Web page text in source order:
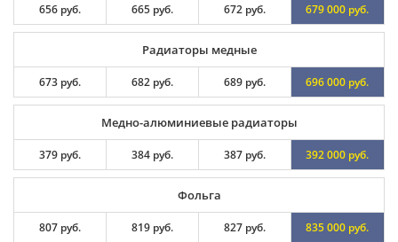
656 руб. 665 руб. 672 руб. 679 000 руб.
Радиаторы медные
673 руб. 682 руб. 689 руб. 696 000 руб.
Медно-алюминиевые радиаторы
379 руб. 384 руб. 387 руб. 392 000 руб.
Фольга
807 руб. 819 руб. 827 руб. 835 000 руб.